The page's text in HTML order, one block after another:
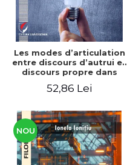
Les modes d’articulation
entre discours d’autrui et
discours propre dans
master
52,86 Lei
NOU